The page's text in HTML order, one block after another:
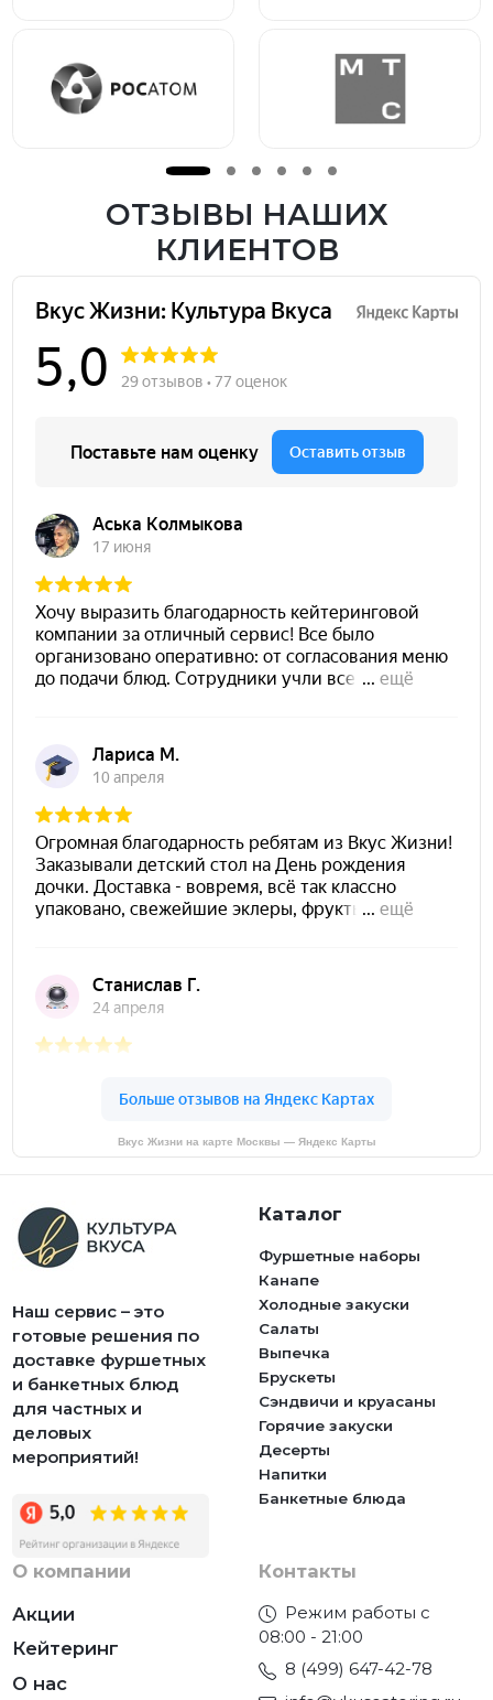
ОТЗЫВЫ НАШИХ
КЛИЕНТОВ
Вкус Жизни на карте Москвы — Яндекс Карты
Наш сервис – это
готовые решения по
доставке фуршетных
и банкетных блюд
для частных и
деловых
мероприятий!
Каталог
Фуршетные наборы
Канапе
Холодные закуски
Салаты
Выпечка
Брускеты
Сэндвичи и круасаны
Горячие закуски
Десерты
Напитки
Банкетные блюда
О компании
Акции
Кейтеринг
О нас
Контакты
Режим работы с
08:00 - 21:00
8 (499) 647-42-78